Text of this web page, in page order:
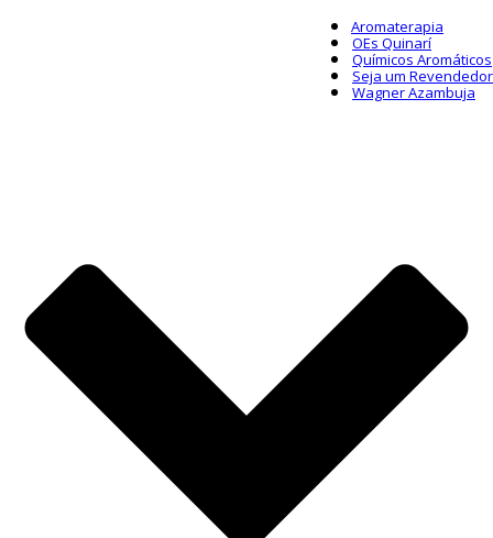
Aromaterapia
OEs Quinarí
Químicos Aromáticos
Seja um Revendedor
Wagner Azambuja